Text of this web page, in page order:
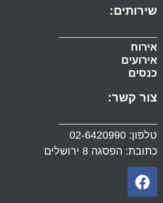
שירותים:
אירוח
אירועים
כנסים
צור קשר:
טלפון: 02-6420990
כתובת: הפסגה 8 ירושלים